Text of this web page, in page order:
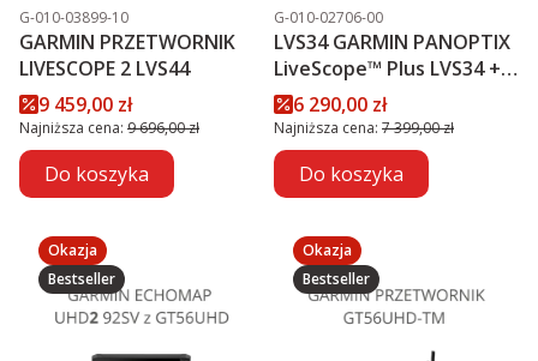
Kod produktu
G-010-03899-10
GARMIN PRZETWORNIK
LIVESCOPE 2 LVS44
Cena promocyjna
9 459,00 zł
Najniższa cena: 9 696,00 zł
Do koszyka
Kod produktu
G-010-02706-00
LVS34 GARMIN PANOPTIX
LiveScope™ Plus LVS34 +
MODUŁ GLS 10™
PROMOCJA
Cena promocyjna
6 290,00 zł
Najniższa cena: 7 399,00 zł
Do koszyka
Okazja
Bestseller
Okazja
Bestseller